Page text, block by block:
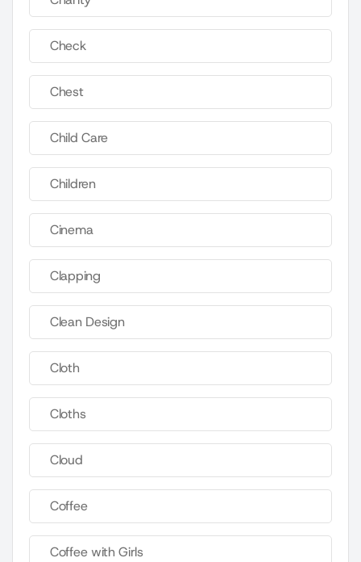
Check
Chest
Child Care
Children
Cinema
Clapping
Clean Design
Cloth
Cloths
Cloud
Coffee
Coffee with Girls